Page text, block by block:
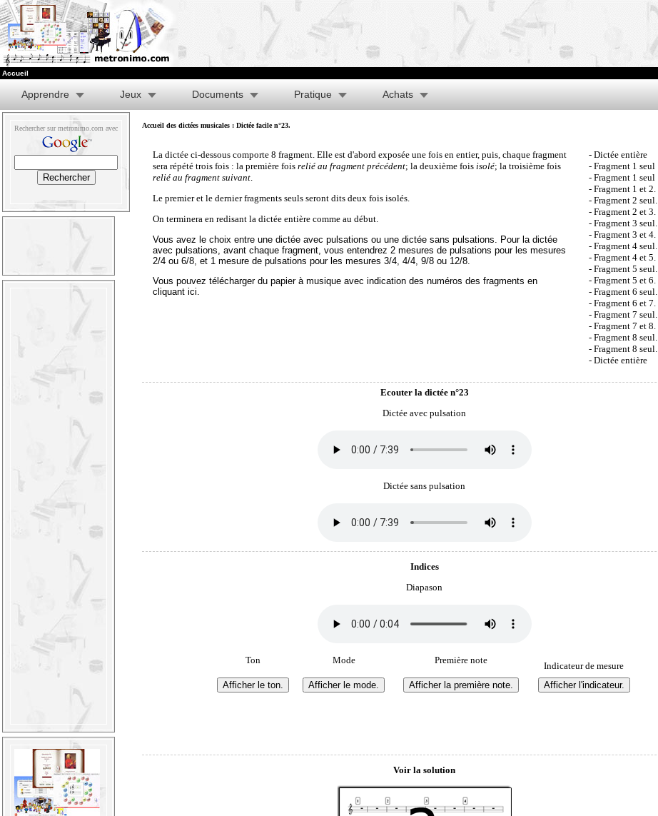
Accueil
Apprendre Jeux Documents Pratique Achats
Rechercher sur metronimo.com avec Accueil des dictées musicales : Dictée facile n°23.
La dictée ci-dessous comporte 8 fragment. Elle est d'abord exposée une fois en entier, puis, chaque fragment
sera répété trois fois : la première fois relié au fragment précédent; la deuxième fois isolé; la troisième fois
relié au fragment suivant.
Le premier et le dernier fragments seuls seront dits deux fois isolés.
On terminera en redisant la dictée entière comme au début.
Vous avez le choix entre une dictée avec pulsations ou une dictée sans pulsations. Pour la dictée
avec pulsations, avant chaque fragment, vous entendrez 2 mesures de pulsations pour les mesures
2/4 ou 6/8, et 1 mesure de pulsations pour les mesures 3/4, 4/4, 9/8 ou 12/8.
Vous pouvez télécharger du papier à musique avec indication des numéros des fragments en
cliquant ici.
- Dictée entière
- Fragment 1 seul
- Fragment 1 seul
- Fragment 1 et 2.
- Fragment 2 seul.
- Fragment 2 et 3.
- Fragment 3 seul.
- Fragment 3 et 4.
- Fragment 4 seul.
- Fragment 4 et 5.
- Fragment 5 seul.
- Fragment 5 et 6.
- Fragment 6 seul.
- Fragment 6 et 7.
- Fragment 7 seul.
- Fragment 7 et 8.
- Fragment 8 seul.
- Fragment 8 seul.
- Dictée entière
Ecouter la dictée n°23
Dictée avec pulsation
Dictée sans pulsation
Indices
Diapason
Ton Mode Première note
Indicateur de mesure
Voir la solution